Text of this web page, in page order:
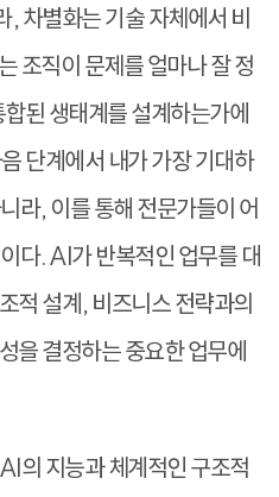
, 차별화는 기술 자체에서 비
조직이 문제를 얼마나 잘 정
된 생태계를 설계하는가에
단계에서 내가 가장 기대하
라, 이를 통해 전문가들이 어
다. AI가 반복적인 업무를 대
적 설계, 비즈니스 전략과의
을 결정하는 중요한 업무에
의 지능과 체계적인 구조적